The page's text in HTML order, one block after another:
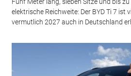
elektrische Reichweite: Der BYD Ti 7 ist
vermutlich 2027 auch in Deutschland